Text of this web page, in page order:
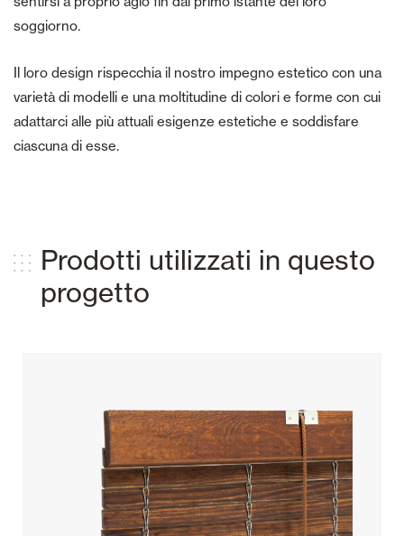
soggiorno.
Il loro design rispecchia il nostro impegno estetico con una
varietà di modelli e una moltitudine di colori e forme con cui
adattarci alle più attuali esigenze estetiche e soddisfare
ciascuna di esse.
Prodotti utilizzati in questo
progetto